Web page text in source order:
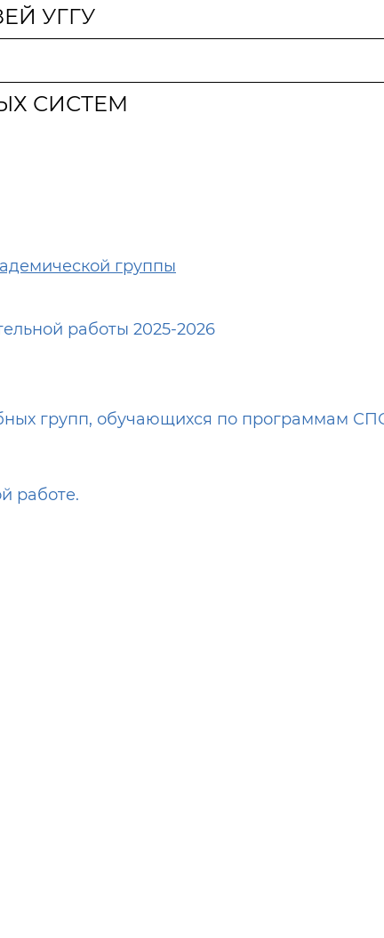
УГГУ
СИСТЕМ
группы
работы 2025-2026
групп, обучающихся по программам
работе.